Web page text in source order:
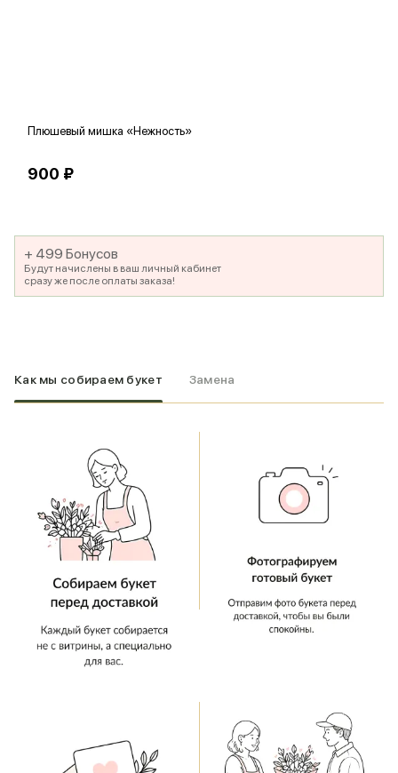
Плюшевый мишка «Нежность»
900 ₽
+ 499 Бонусов
Будут начислены в ваш личный кабинет
сразу же после оплаты заказа!
Как мы собираем букет Замена